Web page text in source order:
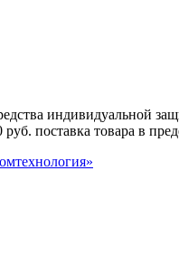
индивидуальной
поставка товара в